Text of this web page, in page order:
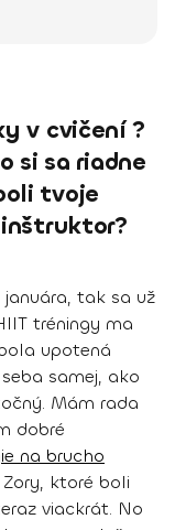
v cvičení ?
si sa riadne
tvoje
tak sa už
tréningy ma
upotená
samej, ako
Mám rada
dobré
na brucho
ktoré boli
viackrát. No